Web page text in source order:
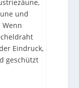
und
Wenn
Eindruck,
geschützt